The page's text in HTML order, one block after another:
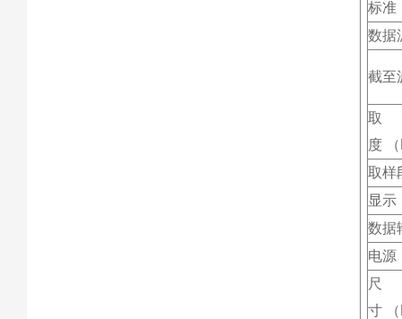
标准
数据
截至
取
度
取样
显示
数据
电源
尺
寸